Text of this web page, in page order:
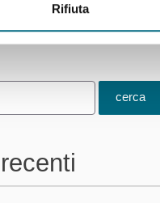
Rifiuta